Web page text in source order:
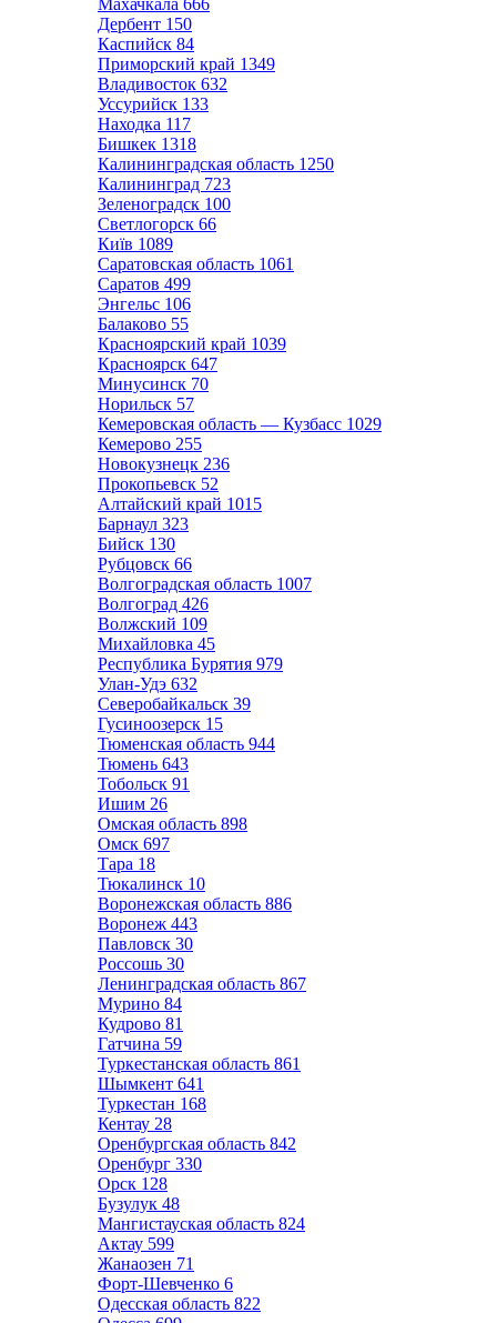
Махачкала 666
Дербент 150
Каспийск 84
Приморский край 1349
Владивосток 632
Уссурийск 133
Находка 117
Бишкек 1318
Калининградская область 1250
Калининград 723
Зеленоградск 100
Светлогорск 66
Київ 1089
Саратовская область 1061
Саратов 499
Энгельс 106
Балаково 55
Красноярский край 1039
Красноярск 647
Минусинск 70
Норильск 57
Кемеровская область — Кузбасс 1029
Кемерово 255
Новокузнецк 236
Прокопьевск 52
Алтайский край 1015
Барнаул 323
Бийск 130
Рубцовск 66
Волгоградская область 1007
Волгоград 426
Волжский 109
Михайловка 45
Республика Бурятия 979
Улан-Удэ 632
Северобайкальск 39
Гусиноозерск 15
Тюменская область 944
Тюмень 643
Тобольск 91
Ишим 26
Омская область 898
Омск 697
Тара 18
Тюкалинск 10
Воронежская область 886
Воронеж 443
Павловск 30
Россошь 30
Ленинградская область 867
Мурино 84
Кудрово 81
Гатчина 59
Туркестанская область 861
Шымкент 641
Туркестан 168
Кентау 28
Оренбургская область 842
Оренбург 330
Орск 128
Бузулук 48
Мангистауская область 824
Актау 599
Жанаозен 71
Форт-Шевченко 6
Одесская область 822